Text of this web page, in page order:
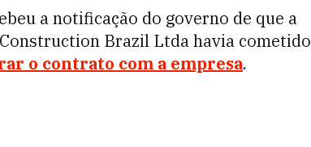
a notificação do governo de que a
Brazil Ltda havia cometido
o contrato com a empresa.